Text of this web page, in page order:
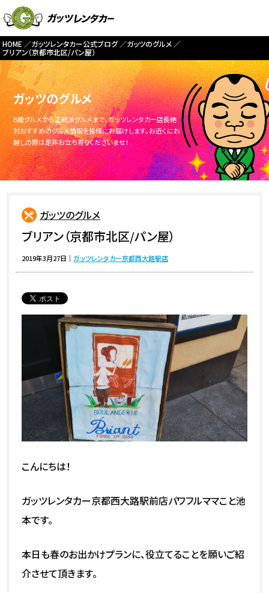
HOME ガッツレンタカー公式ブログ
ガッツのグルメ
ブリアン（京都市北区/パン屋）
ガッツのグルメ
B級グルメから正統派グルメまで、ガッツレンタカー店長絶
対おすすめのグルメ情報を皆様にお届けします。お近くにお
越しの際は是非お立ち寄りくださいませ！
ガッツのグルメ
ブリアン（京都市北区/パン屋）
2019年3月27日 ｜ガッツレンタカー京都西大路駅店
こんにちは！
ガッツレンタカー京都西大路駅前店パワフルママこと池
本です。
本日も春のお出かけプランに、役立てることを願いご紹
介させて頂きます。